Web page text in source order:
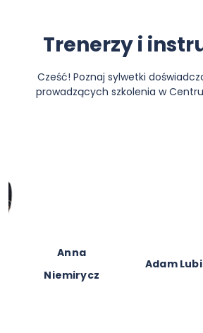
Trenerzy i
Cześć! Poznaj sylwetki
prowadzących szkolenia w
Anna
Niemirycz
Adam Lubik